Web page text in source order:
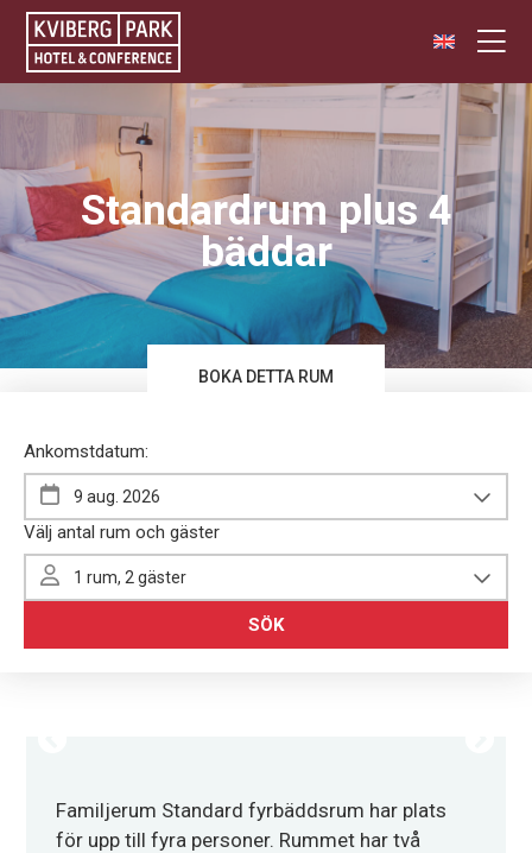
Standardrum plus 4
bäddar
BOKA DETTA RUM
Familjerum Standard fyrbäddsrum har plats
för upp till fyra personer. Rummet har två